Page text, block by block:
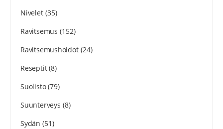
Nivelet(35)
Ravitsemus (152)
Ravitsemushoidot(24)
Reseptit(8)
Suolisto(79)
Suunterveys (8)
Sydän (51)